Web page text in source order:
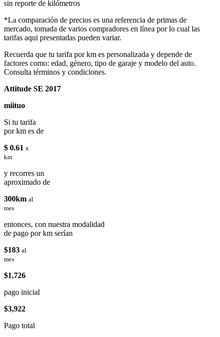
sin reporte de kilómetros
*La comparación de precios es una referencia de primas de
mercado, tomada de varios compradores en línea por lo cual las
tarifas aqui presentadas pueden variar.
Recuerda que tu tarifa por km es personalizada y depende de
factores como: edad, género, tipo de garaje y modelo del auto.
Consulta términos y condiciones.
Attitude SE 2017
miituo
Si tu tarifa
por km es de
$ 0.61 x
km
y recorres un
aproximado de
300km al
mes
entonces, con nuestra modalidad
de pago por km serían
$183 al
mes
$1,726
pago inicial
$3,922
Pago total